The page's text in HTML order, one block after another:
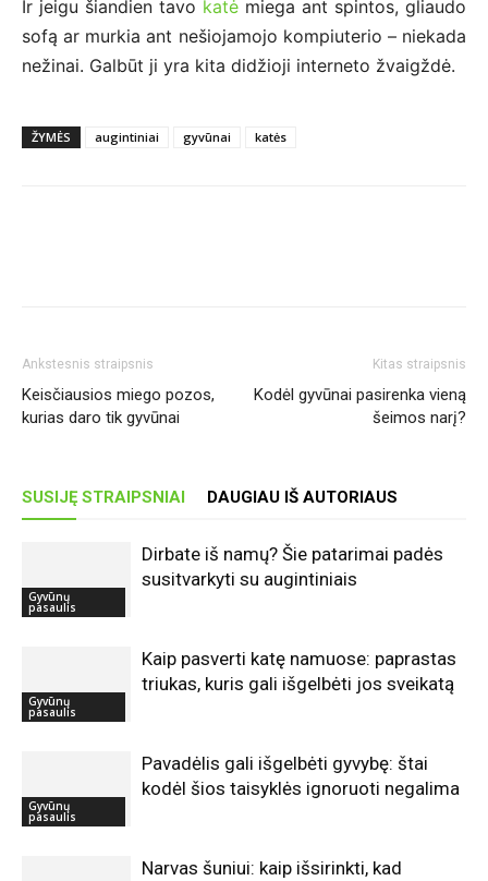
Ir jeigu šiandien tavo katė miega ant spintos, gliaudo
sofą ar murkia ant nešiojamojo kompiuterio – niekada
nežinai. Galbūt ji yra kita didžioji interneto žvaigždė.
ŽYMĖS augintiniai gyvūnai katės
Ankstesnis straipsnis
Keisčiausios miego pozos,
kurias daro tik gyvūnai
Kitas straipsnis
Kodėl gyvūnai pasirenka vieną
šeimos narį?
SUSIJĘ STRAIPSNIAI DAUGIAU IŠ AUTORIAUS
Gyvūnų
pasaulis
Dirbate iš namų? Šie patarimai padės
susitvarkyti su augintiniais
Gyvūnų
pasaulis
Kaip pasverti katę namuose: paprastas
triukas, kuris gali išgelbėti jos sveikatą
Gyvūnų
pasaulis
Pavadėlis gali išgelbėti gyvybę: štai
kodėl šios taisyklės ignoruoti negalima
Narvas šuniui: kaip išsirinkti, kad